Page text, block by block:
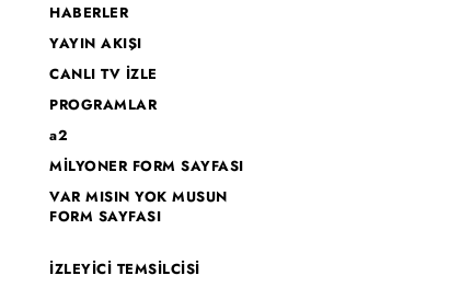
HABERLER
YAYIN AKIŞI
CANLI TV İZLE
PROGRAMLAR
a2
MİLYONER FORM SAYFASI
VAR MISIN YOK MUSUN
FORM SAYFASI
İZLEYİCİ TEMSİLCİSİ